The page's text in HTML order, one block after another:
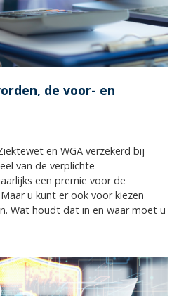
de voor- en
en WGA verzekerd bij
van de verplichte
een premie voor de
u kunt er ook voor kiezen
Wat houdt dat in en waar moet u